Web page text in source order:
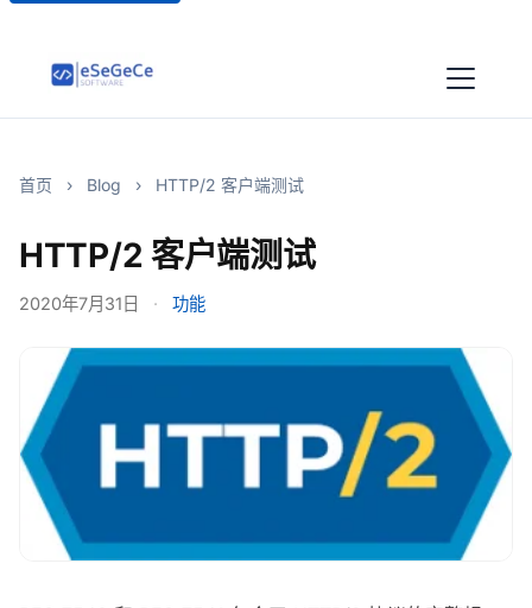
首页 › Blog › HTTP/2 客户端测试
HTTP/2 客户端测试
2020年7月31日 · 功能